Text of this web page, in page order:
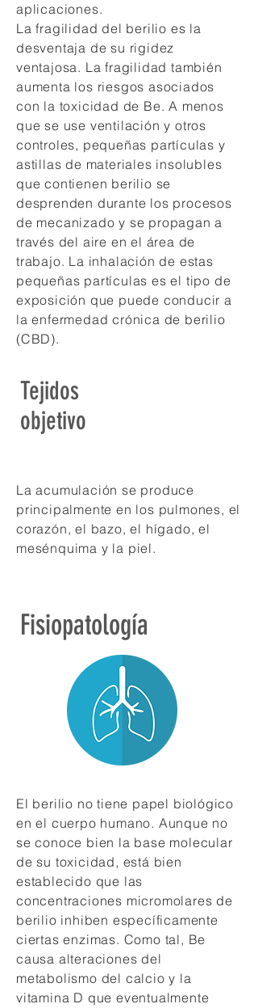
aplicaciones.
La fragilidad del berilio es la
desventaja de su rigidez
ventajosa. La fragilidad también
aumenta los riesgos asociados
con la toxicidad de Be. A menos
que se use ventilación y otros
controles, pequeñas partículas y
astillas de materiales insolubles
que contienen berilio se
desprenden durante los procesos
de mecanizado y se propagan a
través del aire en el área de
trabajo. La inhalación de estas
pequeñas partículas es el tipo de
exposición que puede conducir a
la enfermedad crónica de berilio
(CBD).
Tejidos
objetivo
La acumulación se produce
principalmente en los pulmones, el
corazón, el bazo, el hígado, el
mesénquima y la piel.
Fisiopatología
El berilio no tiene papel biológico
en el cuerpo humano. Aunque no
se conoce bien la base molecular
de su toxicidad, está bien
establecido que las
concentraciones micromolares de
berilio inhiben específicamente
ciertas enzimas. Como tal, Be
causa alteraciones del
metabolismo del calcio y la
vitamina D que eventualmente